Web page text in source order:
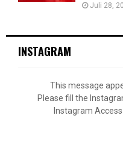
Juli 28,
INSTAGRAM
This message
Please fill the
Instagram